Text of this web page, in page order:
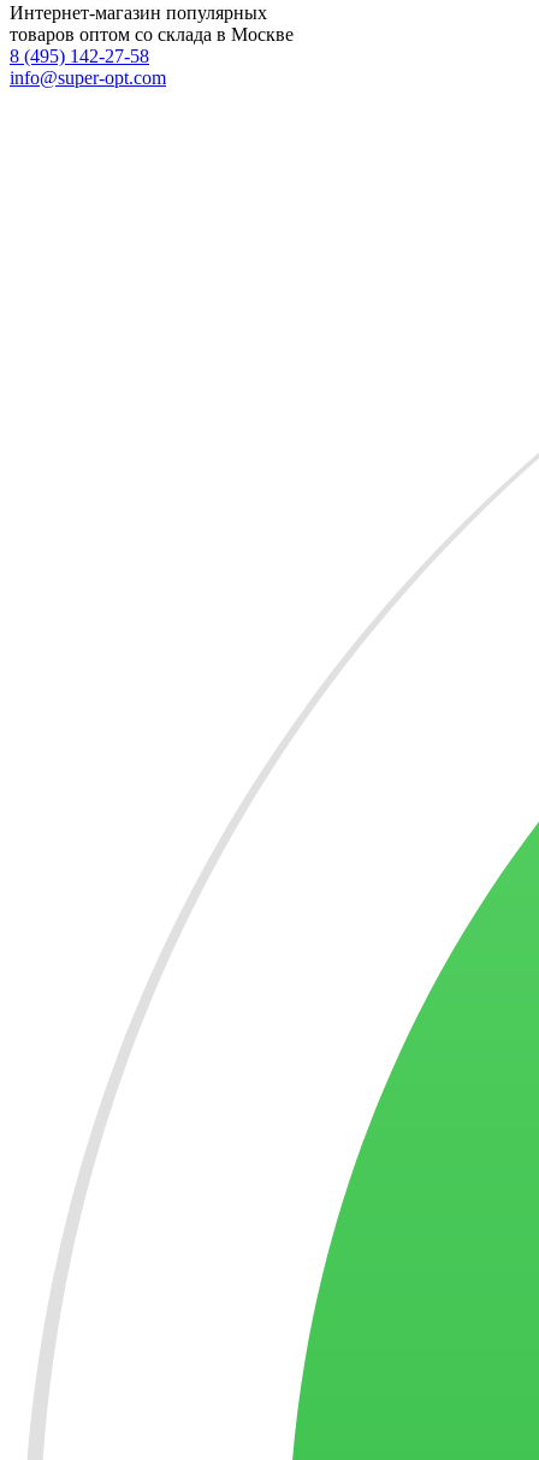
Интернет-магазин популярных
товаров оптом со склада в Москве
8 (495) 142-27-58
info@super-opt.com